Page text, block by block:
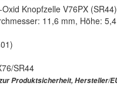
Oxid Knopfzelle V76PX
11,6 mm, Höhe:
SR44
Produktsicherheit, Hersteller/